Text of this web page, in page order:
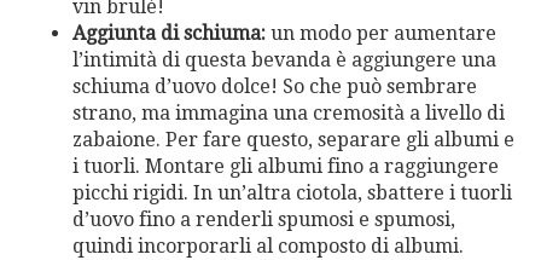
vin brulé!
Aggiunta di schiuma: un modo per aumentare
l’intimità di questa bevanda è aggiungere una
schiuma d’uovo dolce! So che può sembrare
strano, ma immagina una cremosità a livello di
zabaione. Per fare questo, separare gli albumi e
i tuorli. Montare gli albumi fino a raggiungere
picchi rigidi. In un’altra ciotola, sbattere i tuorli
d’uovo fino a renderli spumosi e spumosi,
quindi incorporarli al composto di albumi.